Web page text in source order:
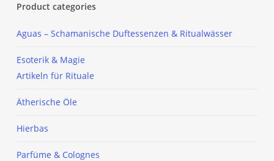
Product categories
Aguas – Schamanische Duftessenzen & Ritualwässer
Esoterik & Magie
Artikeln für Rituale
Ätherische Öle
Hierbas
Parfüme & Colognes